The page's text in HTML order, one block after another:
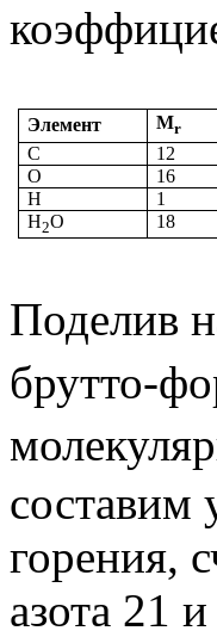
Элемент Mr
C
12
O
16
H
1
H2O 18
Поделив
брутто-
составим
горения,
азота 21